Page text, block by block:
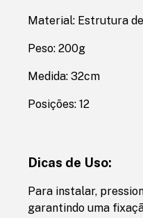
Material: Estrutura
Peso: 200g
Medida: 32cm
Posições: 12
Dicas de Uso:
Para instalar,
garantindo uma